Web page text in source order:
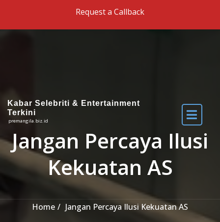
Request a Callback
Kabar Selebriti & Entertainment
Terkini
premangila.biz.id
Jangan Percaya Ilusi
Kekuatan AS
Home Jangan Percaya Ilusi Kekuatan AS